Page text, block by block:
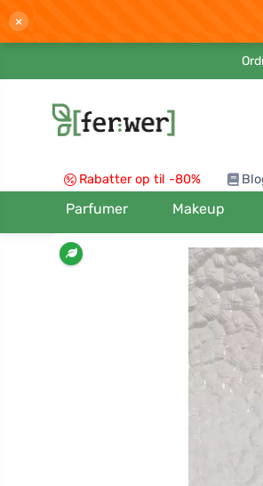
×
Rabatter op til -80%
Parfumer Makeup